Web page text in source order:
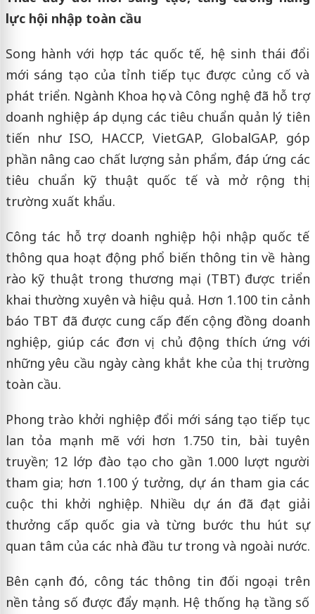
lực hội nhập toàn cầu
Song hành với hợp tác quốc tế, hệ sinh thái đổi
mới sáng tạo của tỉnh tiếp tục được củng cố và
phát triển. Ngành Khoa học và Công nghệ đã hỗ trợ
doanh nghiệp áp dụng các tiêu chuẩn quản lý tiên
tiến như ISO, HACCP, VietGAP, GlobalGAP, góp
phần nâng cao chất lượng sản phẩm, đáp ứng các
tiêu chuẩn kỹ thuật quốc tế và mở rộng thị
trường xuất khẩu.
Công tác hỗ trợ doanh nghiệp hội nhập quốc tế
thông qua hoạt động phổ biến thông tin về hàng
rào kỹ thuật trong thương mại (TBT) được triển
khai thường xuyên và hiệu quả. Hơn 1.100 tin cảnh
báo TBT đã được cung cấp đến cộng đồng doanh
nghiệp, giúp các đơn vị chủ động thích ứng với
những yêu cầu ngày càng khắt khe của thị trường
toàn cầu.
Phong trào khởi nghiệp đổi mới sáng tạo tiếp tục
lan tỏa mạnh mẽ với hơn 1.750 tin, bài tuyên
truyền; 12 lớp đào tạo cho gần 1.000 lượt người
tham gia; hơn 1.100 ý tưởng, dự án tham gia các
cuộc thi khởi nghiệp. Nhiều dự án đã đạt giải
thưởng cấp quốc gia và từng bước thu hút sự
quan tâm của các nhà đầu tư trong và ngoài nước.
Bên cạnh đó, công tác thông tin đối ngoại trên
nền tảng số được đẩy mạnh. Hệ thống hạ tầng số